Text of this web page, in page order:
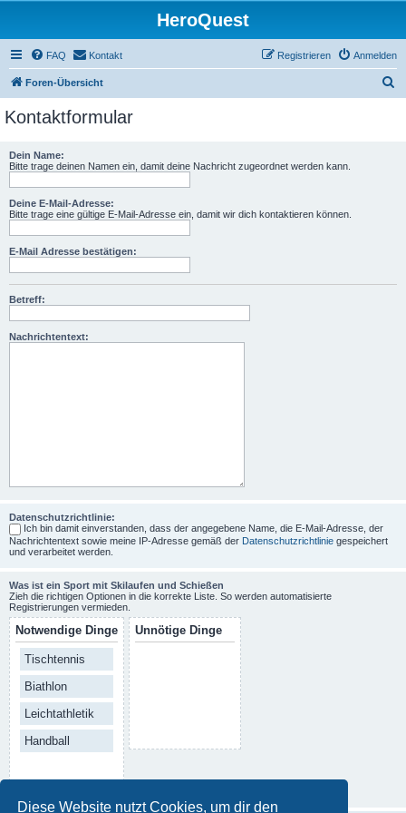
Diese Website nutzt Cookies, um dir den
HeroQuest
FAQ Kontakt Anmelden
Registrieren
Foren-Übersicht
Kontaktformular
Dein Name:
Bitte trage deinen Namen ein, damit deine Nachricht zugeordnet werden kann.
Deine E-Mail-Adresse:
Bitte trage eine gültige E-Mail-Adresse ein, damit wir dich kontaktieren können.
E-Mail Adresse bestätigen:
Betreff:
Nachrichtentext:
Datenschutzrichtlinie:
Ich bin damit einverstanden, dass der angegebene Name, die E-Mail-Adresse, der
Nachrichtentext sowie meine IP-Adresse gemäß der Datenschutzrichtlinie gespeichert
und verarbeitet werden.
Was ist ein Sport mit Skilaufen und Schießen
Zieh die richtigen Optionen in die korrekte Liste. So werden automatisierte
Registrierungen vermieden.
Notwendige Dinge
Tischtennis
Biathlon
Leichtathletik
Handball
Unnötige Dinge